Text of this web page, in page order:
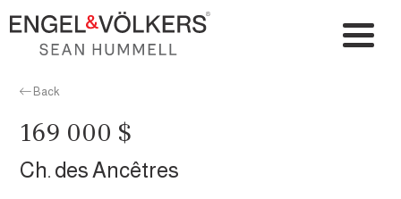
Back
169 000 $
Ch. des Ancêtres